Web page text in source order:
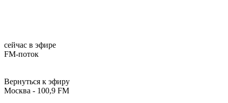
сейчас в эфире
FM-поток
Вернуться к эфиру
Москва - 100,9 FM